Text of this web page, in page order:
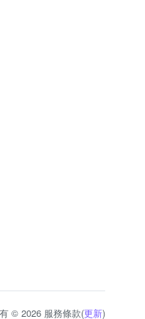
© 2026 服務條款(更新)